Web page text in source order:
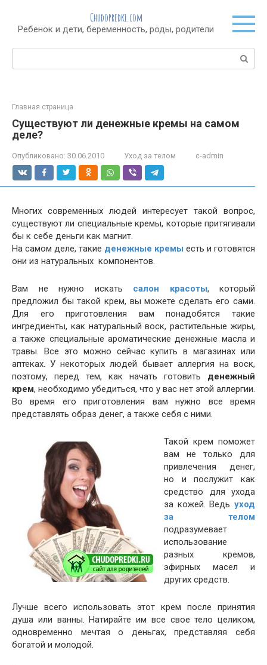
контенту
Chudopredki.com
Ребенок и дети, беременность, роды, родители
Поиск:
Главная страница
Существуют ли денежные кремы на самом
деле?
Опубликовано: 30.06.2010 Уход за телом c-admin
Многих современных людей интересует такой вопрос,
существуют ли специальные кремы, которые притягивали
бы к себе деньги как магнит.
На самом деле, такие денежные кремы есть и готовятся
они из натуральных компонентов.
Вам не нужно искать салон красоты, который
предложил бы такой крем, вы можете сделать его сами.
Для его приготовления вам понадобятся такие
ингредиенты, как натуральный воск, растительные жиры,
а также специальные ароматические денежные масла и
травы. Все это можно сейчас купить в магазинах или
аптеках. У некоторых людей бывает аллергия на воск,
поэтому, перед тем, как начать готовить денежный
крем, необходимо убедиться, что у вас нет этой аллергии.
Во время его приготовления вам нужно все время
представлять образ денег, а также себя с ними.
Такой крем поможет
вам не только для
привлечения денег,
но и послужит как
средство для ухода
за кожей. Ведь уход
за телом
подразумевает
использование
разных кремов,
эфирных масел и
других средств.
Лучше всего использовать этот крем после принятия
душа или ванны. Натирайте им все свое тело целиком,
одновременно мечтая о деньгах, представляя себя
богатой и молодой.